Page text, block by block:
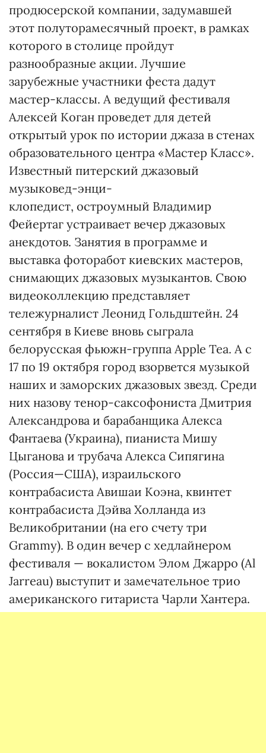
продюсерской компании, задумавшей
этот полуторамесячный проект, в рамках
которого в столице пройдут
разнообразные акции. Лучшие
зарубежные участники феста дадут
мастер-классы. А ведущий фестиваля
Алексей Коган проведет для детей
открытый урок по истории джаза в стенах
образовательного центра «Мастер Класс».
Известный питерский джазовый
музыковед-энци-
клопедист, остроумный Владимир
Фейертаг устраивает вечер джазовых
анекдотов. Занятия в программе и
выставка фоторабот киевских мастеров,
снимающих джазовых музыкантов. Свою
видеоколлекцию представляет
тележурналист Леонид Гольдштейн. 24
сентября в Киеве вновь сыграла
белорусская фьюжн-группа Apple Tea. А с
17 по 19 октября город взорвется музыкой
наших и заморских джазовых звезд. Среди
них назову тенор-саксофониста Дмитрия
Александрова и барабанщика Алекса
Фантаева (Украина), пианиста Мишу
Цыганова и трубача Алекса Сипягина
(Россия—США), израильского
контрабасиста Авишаи Коэна, квинтет
контрабасиста Дэйва Холланда из
Великобритании (на его счету три
Grammy). В один вечер с хедлайнером
фестиваля — вокалистом Элом Джарро (Al
Jarreau) выступит и замечательное трио
американского гитариста Чарли Хантера.